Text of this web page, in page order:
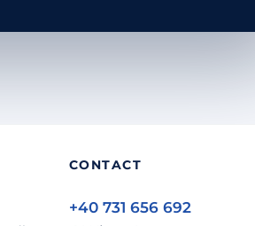
CONTACT
+40 731 656 692